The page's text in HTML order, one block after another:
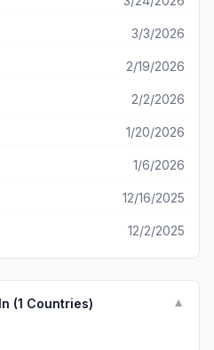
3/3/2026
2/19/2026
2/2/2026
1/20/2026
1/6/2026
12/16/2025
12/2/2025
(1 Countries) ▼